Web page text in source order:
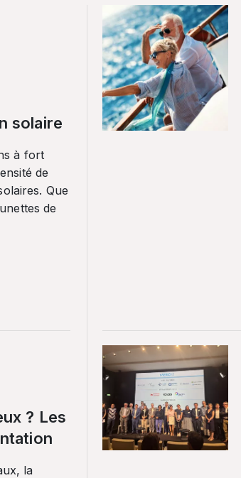
solaire
à fort
de
Que
de
? Les
la